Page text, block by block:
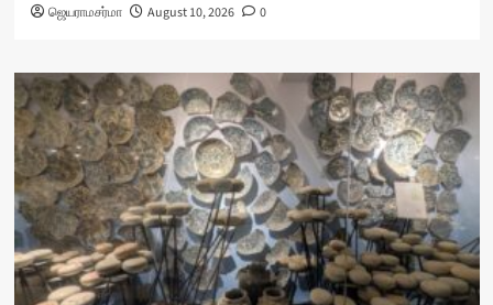
ஜெயராமசர்மா August 10, 2026 0